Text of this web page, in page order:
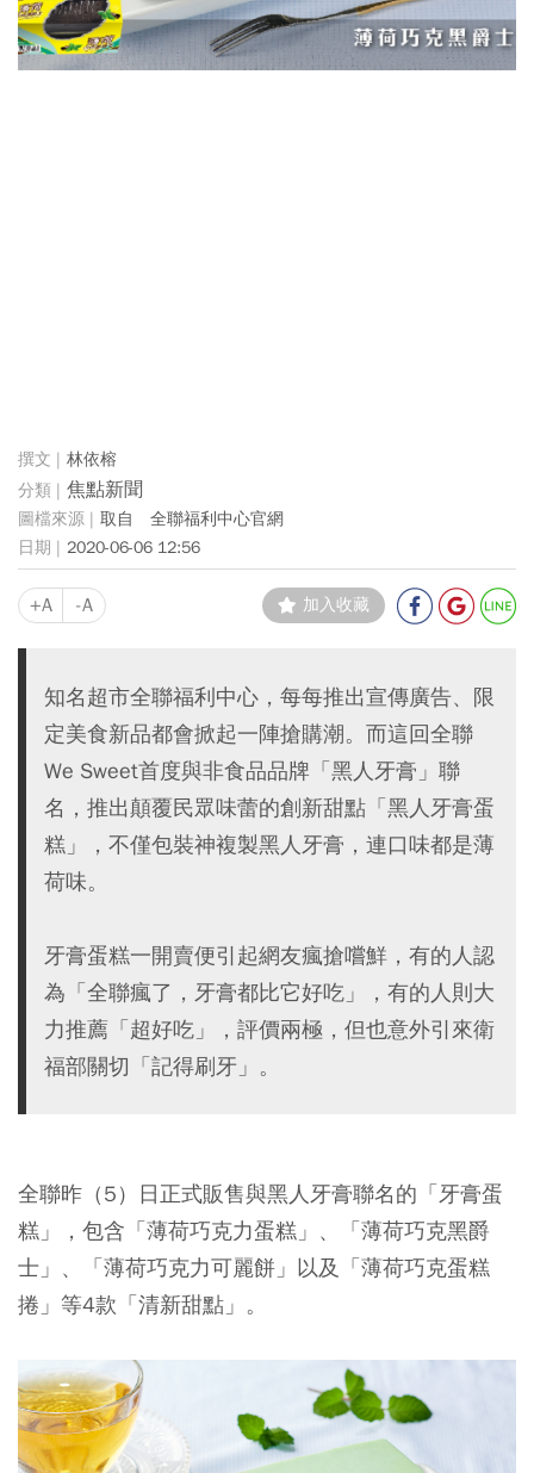
林依榕
焦點新聞
取自 全聯福利中心官網
2020-06-06 12:56
+A -A 加入收藏
知名超市全聯福利中心，每每推出宣傳廣告、限
定美食新品都會掀起一陣搶購潮。而這回全聯
We Sweet首度與非食品品牌「黑人牙膏」聯
名，推出顛覆民眾味蕾的創新甜點「黑人牙膏蛋
糕」，不僅包裝神複製黑人牙膏，連口味都是薄
荷味。
牙膏蛋糕一開賣便引起網友瘋搶嚐鮮，有的人認
為「全聯瘋了，牙膏都比它好吃」，有的人則大
力推薦「超好吃」，評價兩極，但也意外引來衛
福部關切「記得刷牙」。
全聯昨（5）日正式販售與黑人牙膏聯名的「牙膏蛋
糕」，包含「薄荷巧克力蛋糕」、「薄荷巧克黑爵
士」、「薄荷巧克力可麗餅」以及「薄荷巧克蛋糕
捲」等4款「清新甜點」。